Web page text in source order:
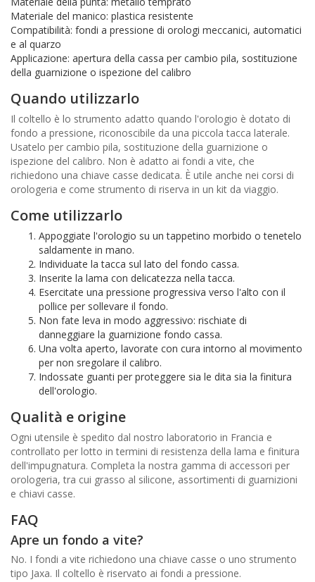
Materiale del manico: plastica resistente
Compatibilità: fondi a pressione di orologi meccanici, automatici
e al quarzo
Applicazione: apertura della cassa per cambio pila, sostituzione
della guarnizione o ispezione del calibro
Quando utilizzarlo
Il coltello è lo strumento adatto quando l'orologio è dotato di
fondo a pressione, riconoscibile da una piccola tacca laterale.
Usatelo per cambio pila, sostituzione della guarnizione o
ispezione del calibro. Non è adatto ai fondi a vite, che
richiedono una chiave casse dedicata. È utile anche nei corsi di
orologeria e come strumento di riserva in un kit da viaggio.
Come utilizzarlo
Appoggiate l'orologio su un tappetino morbido o tenetelo
saldamente in mano.
Individuate la tacca sul lato del fondo cassa.
Inserite la lama con delicatezza nella tacca.
Esercitate una pressione progressiva verso l'alto con il
pollice per sollevare il fondo.
Non fate leva in modo aggressivo: rischiate di
danneggiare la guarnizione fondo cassa.
Una volta aperto, lavorate con cura intorno al movimento
per non sregolare il calibro.
Indossate guanti per proteggere sia le dita sia la finitura
dell'orologio.
Qualità e origine
Ogni utensile è spedito dal nostro laboratorio in Francia e
controllato per lotto in termini di resistenza della lama e finitura
dell'impugnatura. Completa la nostra gamma di accessori per
orologeria, tra cui grasso al silicone, assortimenti di guarnizioni
e chiavi casse.
FAQ
Apre un fondo a vite?
No. I fondi a vite richiedono una chiave casse o uno strumento
tipo Jaxa. Il coltello è riservato ai fondi a pressione.